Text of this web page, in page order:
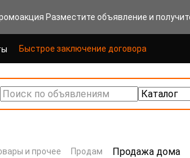
Разместите объявление и
Быстрое заключение договора
Поиск по объявлениям
и прочее Продам Продажа дома